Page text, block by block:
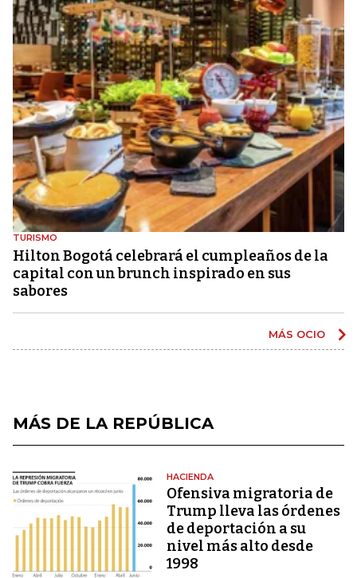
TURISMO
Hilton Bogotá celebrará el cumpleaños de la
capital con un brunch inspirado en sus
sabores
MÁS OCIO
MÁS DE LA REPÚBLICA
HACIENDA
Ofensiva migratoria de
Trump lleva las órdenes
de deportación a su
nivel más alto desde
1998